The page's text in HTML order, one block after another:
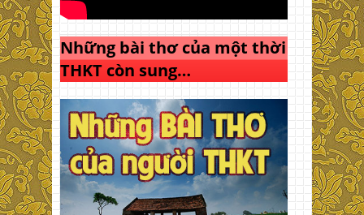
Những bài thơ của một thời
THKT còn sung…